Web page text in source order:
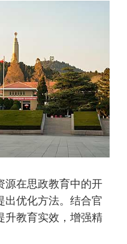
源在思政教育中的开
出优化方法。结合官
升教育实效，增强精